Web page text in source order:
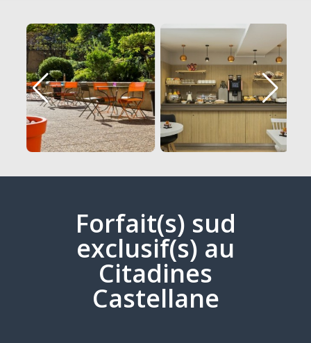
Forfait(s) sud
exclusif(s) au
Citadines
Castellane